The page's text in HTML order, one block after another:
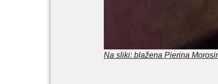
Na sliki: blažena Pierina